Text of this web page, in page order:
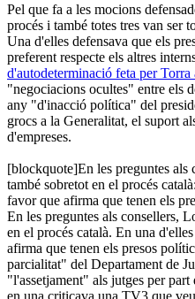
Pel que fa a les mocions
procés i també totes tres van ser
Una d'elles defensava que els
preferent respecte els altres
d'autodeterminació feta per Torra
"negociacions ocultes" entre els
any "d'inacció política" del
grocs a la Generalitat, el suport
d'empreses.
[blockquote]En les preguntes als
també sobretot en el procés
favor que afirma que tenen els
En les preguntes als consellers,
en el procés català. En una
afirma que tenen els presos
parcialitat" del Departament de
"l'assetjament" als jutges per
en una criticava una TV3 que